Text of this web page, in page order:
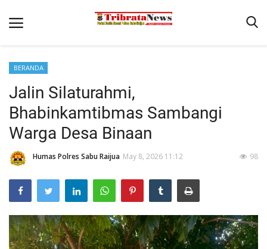
Home
Terms & Conditions
Reskrim
Binkam
Lantas
Polisi Kita
Giat Ops
BERANDA
Jalin Silaturahmi,
Bhabinkamtibmas Sambangi
Warga Desa Binaan
Humas Polres Sabu Raijua May 8, 2026 11:12 98